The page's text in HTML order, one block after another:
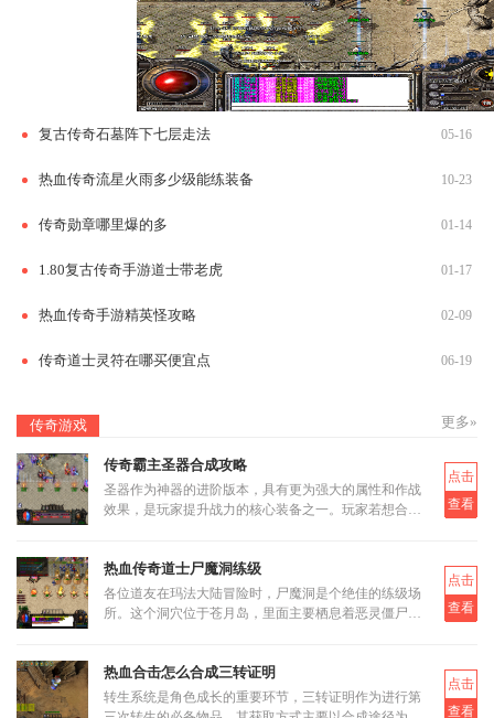
复古传奇石墓阵下七层走法 05-16
热血传奇流星火雨多少级能练装备 10-23
传奇勋章哪里爆的多 01-14
1.80复古传奇手游道士带老虎 01-17
热血传奇手游精英怪攻略 02-09
传奇道士灵符在哪买便宜点 06-19
传奇游戏 更多»
传奇霸主圣器合成攻略
圣器作为神器的进阶版本，具有更为强大的属性和作战
效果，是玩家提升战力的核心装备之一。玩家若想合成
点击
查看
热血传奇道士尸魔洞练级
各位道友在玛法大陆冒险时，尸魔洞是个绝佳的练级场
所。这个洞穴位于苍月岛，里面主要栖息着恶灵僵尸和
点击
查看
热血合击怎么合成三转证明
转生系统是角色成长的重要环节，三转证明作为进行第
点击
查看